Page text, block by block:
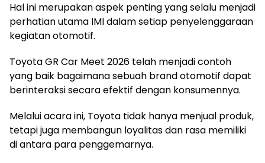
Hal ini merupakan aspek penting yang selalu menjadi
perhatian utama IMI dalam setiap penyelenggaraan
kegiatan otomotif.
Toyota GR Car Meet 2026 telah menjadi contoh
yang baik bagaimana sebuah brand otomotif dapat
berinteraksi secara efektif dengan konsumennya.
Melalui acara ini, Toyota tidak hanya menjual produk,
tetapi juga membangun loyalitas dan rasa memiliki
di antara para penggemarnya.